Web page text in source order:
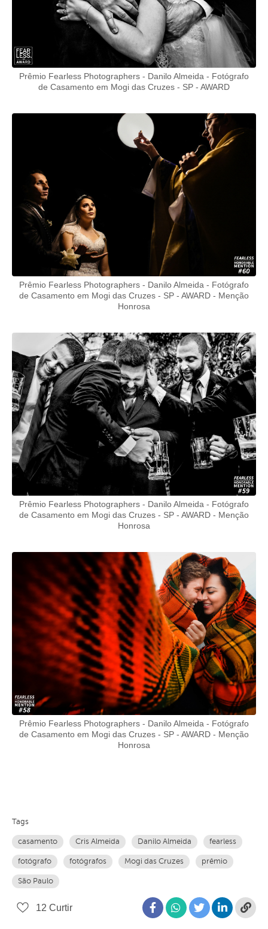
Prêmio Fearless Photographers - Danilo Almeida - Fotógrafo
de Casamento em Mogi das Cruzes - SP - AWARD
Prêmio Fearless Photographers - Danilo Almeida - Fotógrafo
de Casamento em Mogi das Cruzes - SP - AWARD - Menção
Honrosa
Prêmio Fearless Photographers - Danilo Almeida - Fotógrafo
de Casamento em Mogi das Cruzes - SP - AWARD - Menção
Honrosa
Prêmio Fearless Photographers - Danilo Almeida - Fotógrafo
de Casamento em Mogi das Cruzes - SP - AWARD - Menção
Honrosa
Tags
casamento Cris Almeida Danilo Almeida fearless
fotógrafo fotógrafos Mogi das Cruzes prêmio
São Paulo
12 Curtir